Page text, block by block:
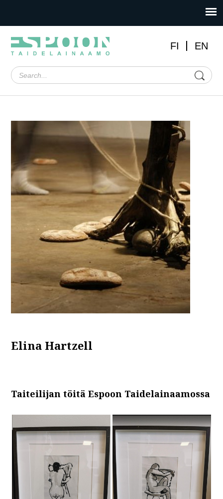
FI EN
Elina Hartzell
Taiteilijan töitä Espoon Taidelainaamossa